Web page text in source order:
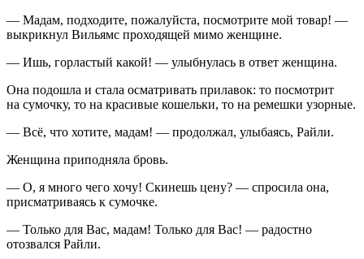
— Мадам, подходите, пожалуйста, посмотрите мой товар! —
выкрикнул Вильямс проходящей мимо женщине.
— Ишь, горластый какой! — улыбнулась в ответ женщина.
Она подошла и стала осматривать прилавок: то посмотрит
на сумочку, то на красивые кошельки, то на ремешки узорные.
— Всё, что хотите, мадам! — продолжал, улыбаясь, Райли.
Женщина приподняла бровь.
— О, я много чего хочу! Скинешь цену? — спросила она,
присматриваясь к сумочке.
— Только для Вас, мадам! Только для Вас! — радостно
отозвался Райли.